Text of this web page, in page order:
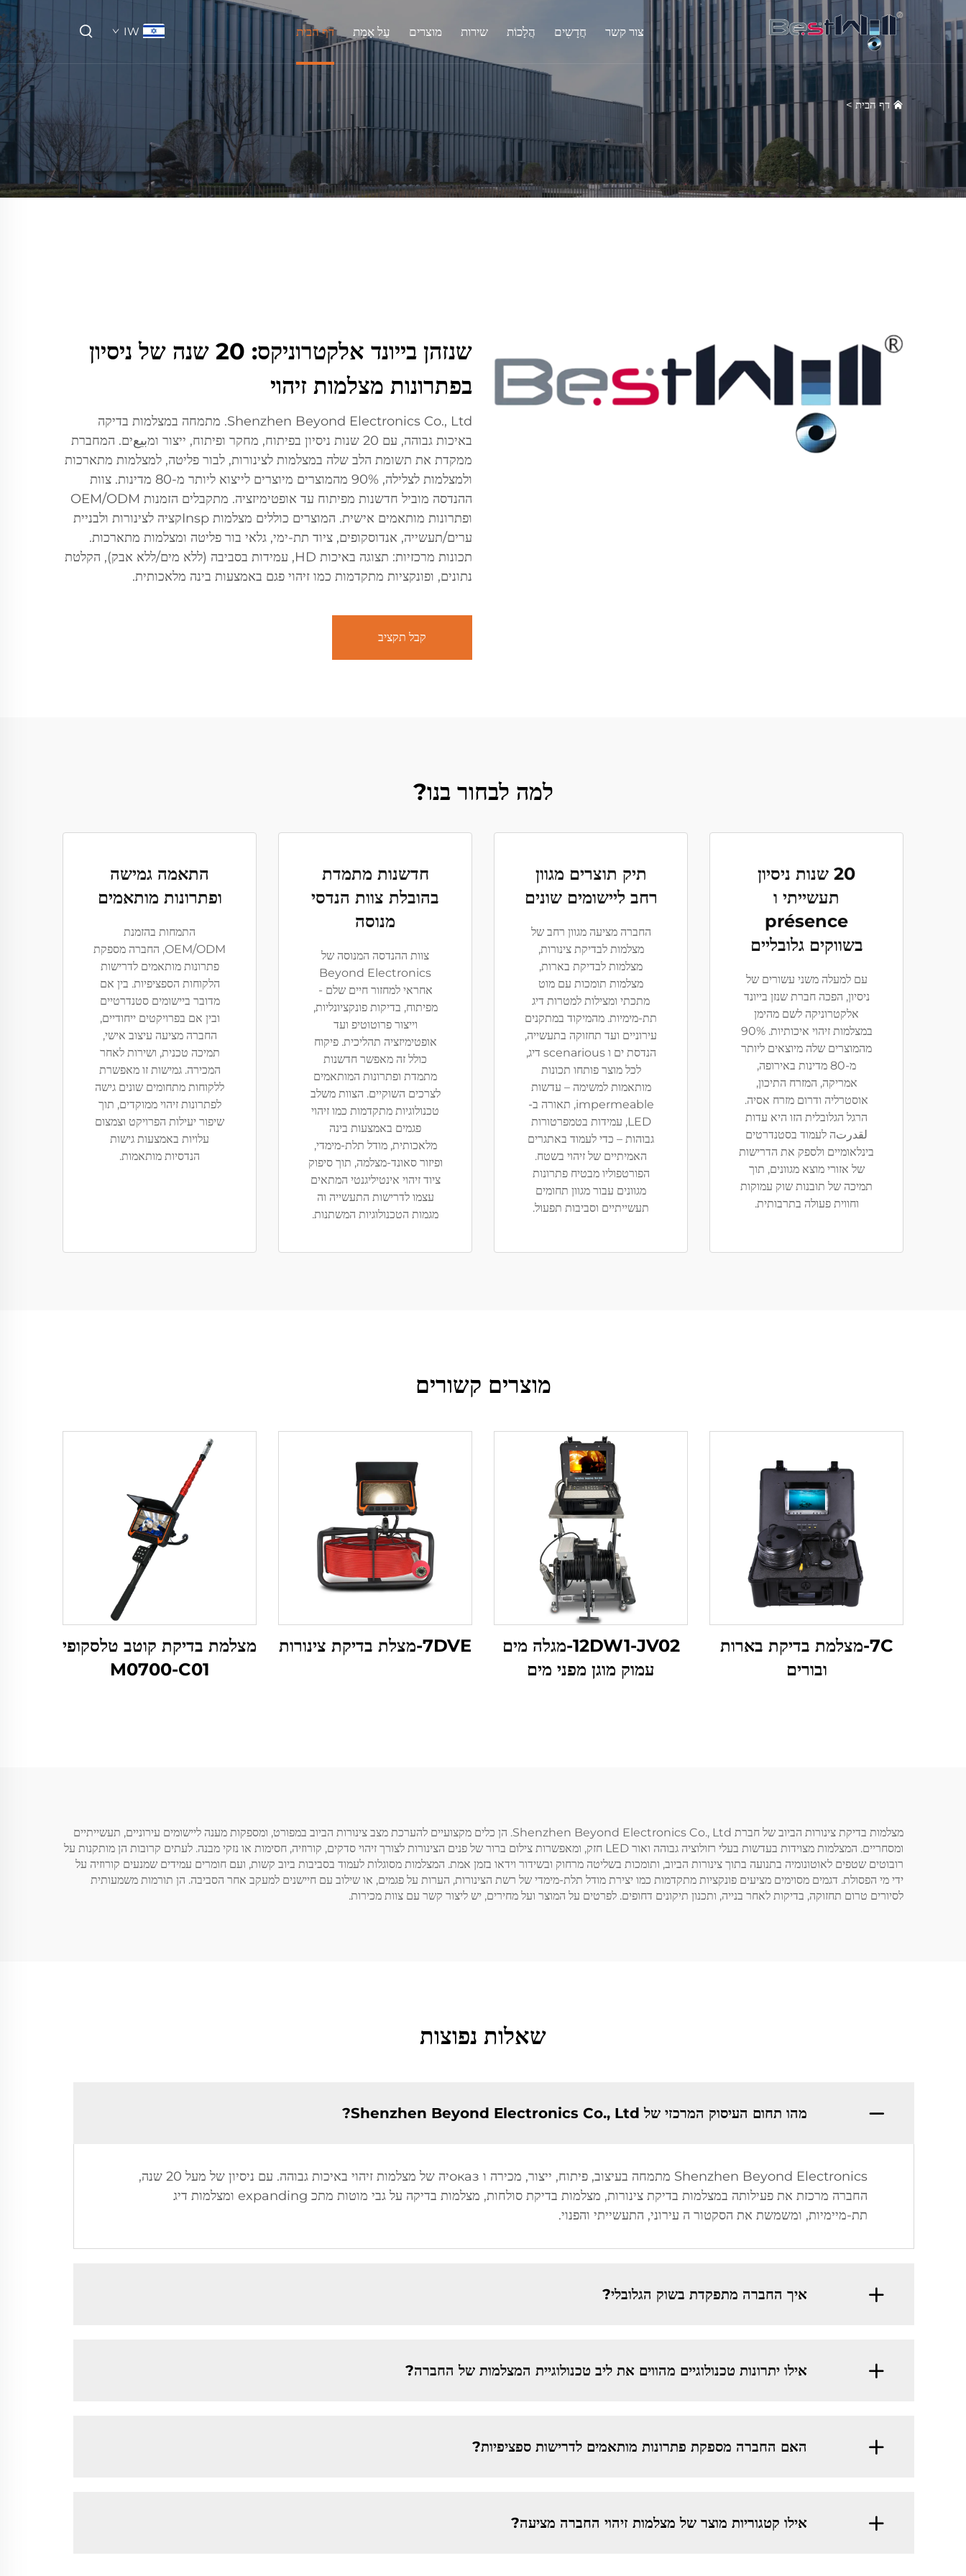
דף הבית עַל אָמַת מוצרים שירות הֲלָכוֹת חֲדָשִים צור קשר IW
דף הבית >
שנזהן בייונד אלקטרוניקס: 20 שנה של ניסיון
בפתרונות מצלמות זיהוי
Shenzhen Beyond Electronics Co., Ltd. מתמחה במצלמות בדיקה
באיכות גבוהה, עם 20 שנות ניסיון בפיתוח, מחקר ופיתוח, ייצור ומبيعים. המחברת
ממקדת את תשומת הלב שלה במצלמות לצינורות, לבור פליטה, למצלמות מתארכות
ולמצלמות לצלילה, 90% מהמוצרים מיוצרים לייצוא ליותר מ-80 מדינות. צוות
ההנדסה מוביל חדשנות מפיתוח עד אופטימיזציה. מתקבלים הזמנות OEM/ODM
ופתרונות מותאמים אישית. המוצרים כוללים מצלמות Inspקציה לצינורות ולבניית
ערים/תעשייה, אנדוסקופים, ציוד תת-ימי, גלאי בור פליטה ומצלמות מתארכות.
תכונות מרכזיות: תצוגה באיכות HD, עמידות בסביבה (ללא מים/ללא אבק), הקלטת
נתונים, ופונקציות מתקדמות כמו זיהוי פגם באמצעות בינה מלאכותית.
קבל תקציב
למה לבחור בנו?
20 שנות ניסיון
תעשייתי ו
présence
בשווקים גלובליים
עם למעלה משני עשורים של
ניסיון, הפכה חברת שנזן בייונד
אלקטרוניקה לשם מהימן
במצלמות זיהוי איכותיות. 90%
מהמוצרים שלה מיוצאים ליותר
מ-80 מדינות באירופה,
אמריקה, המזרח התיכון,
אוסטרליה ודרום מזרח אסיה.
הרגל הגלובלית הזו היא עדות
لقدرتה לעמוד בסטנדרטים
בינלאומיים ולספק את הדרישות
של אזורי מוצא מגוונים, תוך
תמיכה של תובנות שוק עמוקות
וחווית פעולה בתרבותית.
תיק תוצרים מגוון
רחב ליישומים שונים
החברה מציעה מגוון רחב של
מצלמות לבדיקת צינורות,
מצלמות לבדיקת בארות,
מצלמות תומכות עם מוט
מתכתי ומצילות למטרות דיג
תת-מימיות. מהמיקוד במתקנים
עירוניים ועד תחזוקה בתעשייה,
הנדסת ים ו scenarious דיג,
לכל מוצר פותחו תכונות
מותאמות למשימה – עדשות
impermeable, תאורה ב-
LED, עמידות בטמפרטורות
גבוהות – כדי לעמוד באתגרים
האמיתיים של זיהוי בשטח.
הפורטפוליו מבטיח פתרונות
מגוונים עבור מגוון תחומים
תעשייתיים וסביבות תפעול.
חדשנות מתמדת
בהובלת צוות הנדסי
מנוסה
צוות ההנדסה המנוסה של
Beyond Electronics
אחראי למחזור חיים שלם -
מפיתוח, בדיקות פונקציונליות,
וייצור פרוטוטיפ ועד
אופטימיזציה תהליכית. פיקוח
כולל זה מאפשר חדשנות
מתמדת ופתרונות המותאמים
לצרכים השוקיים. הצוות משלב
טכנולוגיות מתקדמות כמו זיהוי
פגמים באמצעות בינה
מלאכותית, מודל תלת-מימדי,
ופיזור סאונד-מצלמה, תוך סיפוק
ציוד זיהוי אינטיליגנטי המתאים
עצמו לדרישות התעשייה וה
מגמות הטכנולוגיות המשתנות.
התאמה גמישה
ופתרונות מותאמים
התמחות בהזמנת
OEM/ODM, החברה מספקת
פתרונות מותאמים לדרישות
הלקוחות הספציפיות. בין אם
מדובר ביישומים סטנדרטיים
ובין אם בפרויקטים ייחודיים,
החברה מציעה עיצוב אישי,
תמיכה טכנית, ושירות לאחר
המכירה. גמישות זו מאפשרת
ללקוחות מתחומים שונים גישה
לפתרונות זיהוי ממוקדים, תוך
שיפור יעילות הפרויקט וצמצום
עלויות באמצעות גישות
הנדסיות מותאמות.
מוצרים קשורים
7C-מצלמת בדיקת בארות
ובורים
12DW1-JV02-מגלה מים
עמוק מוגן מפני מים
7DVE-מצלת בדיקת צינורות
מצלמת בדיקת קוטב טלסקופי
M0700-C01
מצלמות בדיקת צינורות הביוב של חברת Shenzhen Beyond Electronics Co., Ltd. הן כלים מקצועיים להערכת מצב צינורות הביוב במפורט, ומספקות מענה ליישומים עירוניים, תעשייתיים
ומסחריים. המצלמות מצוידות בעדשות בעלי רזולוציה גבוהה ואור LED חזק, ומאפשרות צילום ברור של פנים הצינורות לצורך זיהוי סדקים, קורוזיה, חסימות או נזקי מבנה. לעתים קרובות הן מותקנות על
רובוטים שטפים לאוטונומיה בתנועה בתוך צינורות הביוב, ותומכות בשליטה מרחוק ובשידור וידאו בזמן אמת. המצלמות מסוגלות לעמוד בסביבות ביוב קשות, ועם חומרים עמידים שמנעים קורוזיה על
ידי מי הפסולת. דגמים מסוימים מציעים פונקציות מתקדמות כמו יצירת מודל תלת-מימדי של רשת הצינורות, הערות על פגמים, או שילוב עם חיישנים למעקב אחר הסביבה. הן תורמות משמעותית
לסיורים טרום תחזוקה, בדיקות לאחר בנייה, ותכנון תיקונים דחופים. לפרטים על המוצר ועל מחירים, יש ליצור קשר עם צוות מכירות.
שאלות נפוצות
מהו תחום העיסוק המרכזי של Shenzhen Beyond Electronics Co., Ltd?
Shenzhen Beyond Electronics מתמחה בעיצוב, פיתוח, ייצור, מכירה ו оказיה של מצלמות זיהוי באיכות גבוהה. עם ניסיון של מעל 20 שנה,
החברה מרכזת את פעילותה במצלמות בדיקת צינורות, מצלמות בדיקת סולחות, מצלמות בדיקה על גבי מוטות מתכ expanding ומצלמות דיג
תת-מיימיות, ומשמשת את הסקטור ה עירוני, התעשייתי והפנוי.
איך החברה מתפקדת בשוק הגלובלי?
אילו יתרונות טכנולוגיים מהווים את ליב טכנולוגיית המצלמות של החברה?
האם החברה מספקת פתרונות מותאמים לדרישות ספציפיות?
אילו קטגוריות מוצר של מצלמות זיהוי החברה מציעה?